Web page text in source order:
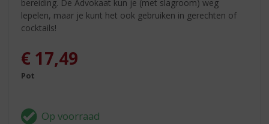
bereiding. De Advokaat kun je (met slagroom) weg
lepelen, maar je kunt het ook gebruiken in gerechten of
cocktails!
€ 17,49
Pot